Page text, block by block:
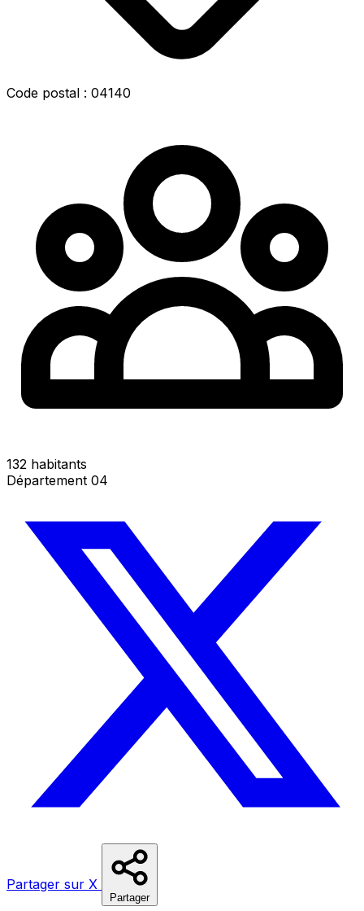
Code postal : 04140
132 habitants
Département 04
Partager sur X
Partager